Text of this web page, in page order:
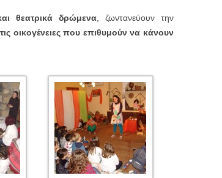
θεατρικά δρώμενα , ζωντανεύουν την
οικογένειες που επιθυμούν να κάνουν